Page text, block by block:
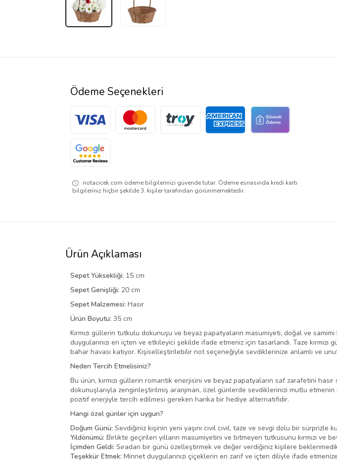
Ödeme Seçenekleri
notacicek.com ödeme bilgilerinizi güvende tutar. Ödeme esnasında kredi kartı
bilgileriniz hiçbir şekilde 3. kişiler tarafından görünmemektedir.
Ürün Açıklaması
Sepet Yüksekliği: 15 cm
Sepet Genişliği: 20 cm
Sepet Malzemesi: Hasır
Ürün Boyutu: 35 cm
Kırmızı güllerin tutkulu dokunuşu ve beyaz papatyaların masumiyeti, doğal ve
duygularınızı en içten ve etkileyici şekilde ifade etmeniz için tasarlandı. Taze
bahar havası katıyor. Kişiselleştirilebilir not seçeneğiyle sevdiklerinize anlamlı ve
Neden Tercih Etmelisiniz?
Bu ürün, kırmızı güllerin romantik enerjisini ve beyaz papatyaların saf zarafetini
dokunuşlarıyla zenginleştirilmiş aranjman, özel günlerde sevdiklerinizi mutlu
pozitif enerjiyle tercih edilmesi gereken harika bir hediye alternatifidir.
Hangi özel günler için uygun?
Doğum Günü: Sevdiğiniz kişinin yeni yaşını cıvıl cıvıl, taze ve sevgi dolu bir sürprizle
Yıldönümü: Birlikte geçirilen yılların masumiyetini ve bitmeyen tutkusunu kırmızı ve
İçimden Geldi: Sıradan bir günü özelleştirmek ve değer verdiğiniz kişilere
Teşekkür Etmek: Minnet duygularınızı çiçeklerin en zarif ve içten diliyle ifade